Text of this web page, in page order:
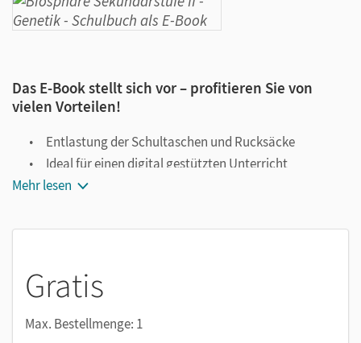
Das E-Book stellt sich vor – profitieren Sie von
vielen Vorteilen!
Entlastung der Schultaschen und Rucksäcke
Ideal für einen digital gestützten Unterricht
Notiz- und Markierungsmöglichkeit
Notizen erstellen
Markierungen setzen
Mehr lesen
Gratis
Max. Bestellmenge: 1